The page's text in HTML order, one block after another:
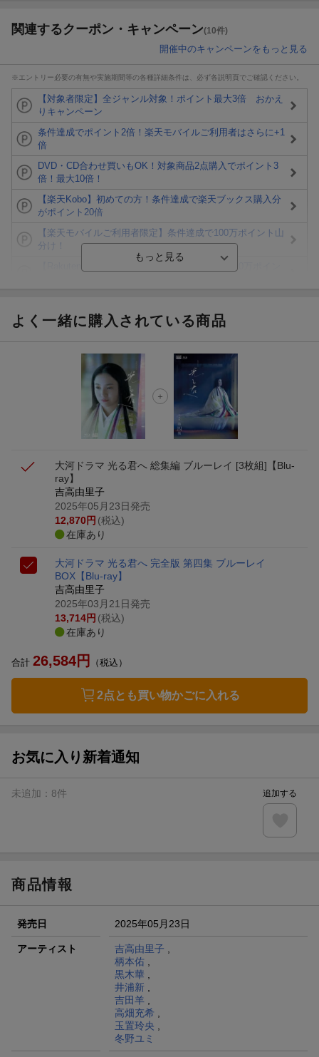
関連するクーポン・キャンペーン(10件)
開催中のキャンペーンをもっと見る
※エントリー必要の有無や実施期間等の各種詳細条件は、必ず各説明頁でご確認ください。
【対象者限定】全ジャンル対象！ポイント最大3倍 おかえ
りキャンペーン
条件達成でポイント2倍！楽天モバイルご利用者はさらに+1
倍
DVD・CD合わせ買いもOK！対象商品2点購入でポイント3
倍！最大10倍！
【楽天Kobo】初めての方！条件達成で楽天ブックス購入分
がポイント20倍
【楽天モバイルご利用者限定】条件達成で100万ポイント山
分け！
が当たる！
エントリー＆3,000円以上購入で無料データSIM（3GB/月プ
ラン）が当たる！
楽天モバイル紹介キャンペーンの拡散で300円OFFクーポン
よく一緒に購入されている商品
大河ドラマ 光る君へ 総集編 ブルーレイ [3枚組]【Blu-
ray】
吉高由里子
2025年05月23日発売
12,870円 (税込)
在庫あり
大河ドラマ 光る君へ 完全版 第四集 ブルーレイ
BOX【Blu-ray】
吉高由里子
2025年03月21日発売
13,714円 (税込)
在庫あり
合計 26,584円 （税込）
2点とも買い物かごに入れる
お気に入り新着通知
未追加： 8件 追加する
商品情報
発売日 2025年05月23日
アーティスト 吉高由里子 ,
柄本佑 ,
黒木華,
井浦新,
吉田羊,
高畑充希 ,
玉置玲央 ,
冬野ユミ